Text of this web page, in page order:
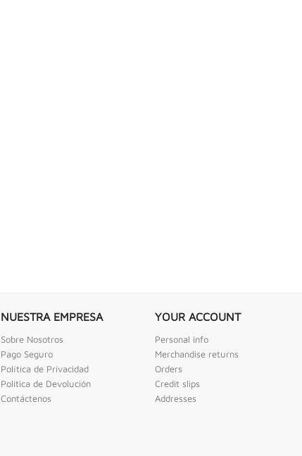
NUESTRA EMPRESA
Sobre Nosotros
Pago Seguro
Política de Privacidad
Politica de Devolución
Contáctenos
YOUR ACCOUNT
Personal info
Merchandise returns
Orders
Credit slips
Addresses